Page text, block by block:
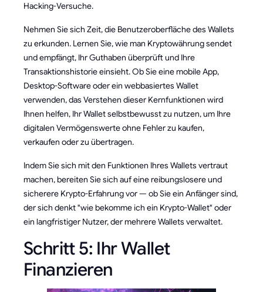
Hacking-Versuche.
Nehmen Sie sich Zeit, die Benutzeroberfläche des Wallets
zu erkunden. Lernen Sie, wie man Kryptowährung sendet
und empfängt, Ihr Guthaben überprüft und Ihre
Transaktionshistorie einsieht. Ob Sie eine mobile App,
Desktop-Software oder ein webbasiertes Wallet
verwenden, das Verstehen dieser Kernfunktionen wird
Ihnen helfen, Ihr Wallet selbstbewusst zu nutzen, um Ihre
digitalen Vermögenswerte ohne Fehler zu kaufen,
verkaufen oder zu übertragen.
Indem Sie sich mit den Funktionen Ihres Wallets vertraut
machen, bereiten Sie sich auf eine reibungslosere und
sicherere Krypto-Erfahrung vor — ob Sie ein Anfänger sind,
der sich denkt "wie bekomme ich ein Krypto-Wallet" oder
ein langfristiger Nutzer, der mehrere Wallets verwaltet.
Schritt 5: Ihr Wallet
Finanzieren